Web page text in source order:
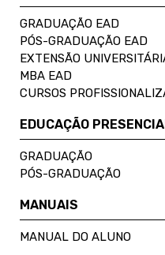
GRADUAÇÃO EAD
PÓS-GRADUAÇÃO EAD
EXTENSÃO
MBA EAD
CURSOS
EDUCAÇÃO
GRADUAÇÃO
PÓS-GRADUAÇÃO
MANUAIS
MANUAL DO ALUNO